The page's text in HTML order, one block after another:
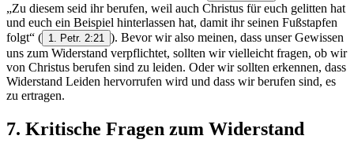
„Zu diesem seid ihr berufen, weil auch Christus für euch gelitten hat
und euch ein Beispiel hinterlassen hat, damit ihr seinen Fußstapfen
folgt“ ( 1. Petr. 2:21
). Bevor wir also meinen, dass unser Gewissen
uns zum Widerstand verpflichtet, sollten wir vielleicht fragen, ob wir
von Christus berufen sind zu leiden. Oder wir sollten erkennen, dass
Widerstand Leiden hervorrufen wird und dass wir berufen sind, es
zu ertragen.
7. Kritische Fragen zum Widerstand